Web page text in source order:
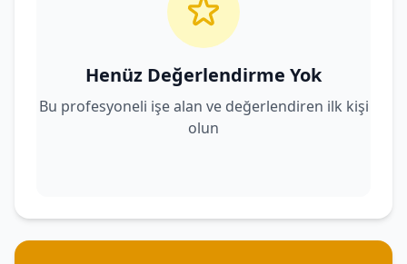
Henüz Değerlendirme Yok
Bu profesyoneli işe alan ve değerlendiren ilk kişi
olun